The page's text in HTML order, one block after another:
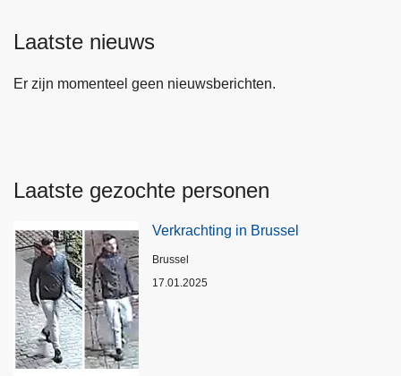
Laatste nieuws
Er zijn momenteel geen nieuwsberichten.
Laatste gezochte personen
Verkrachting in Brussel
Plaats
Brussel
17.01.2025